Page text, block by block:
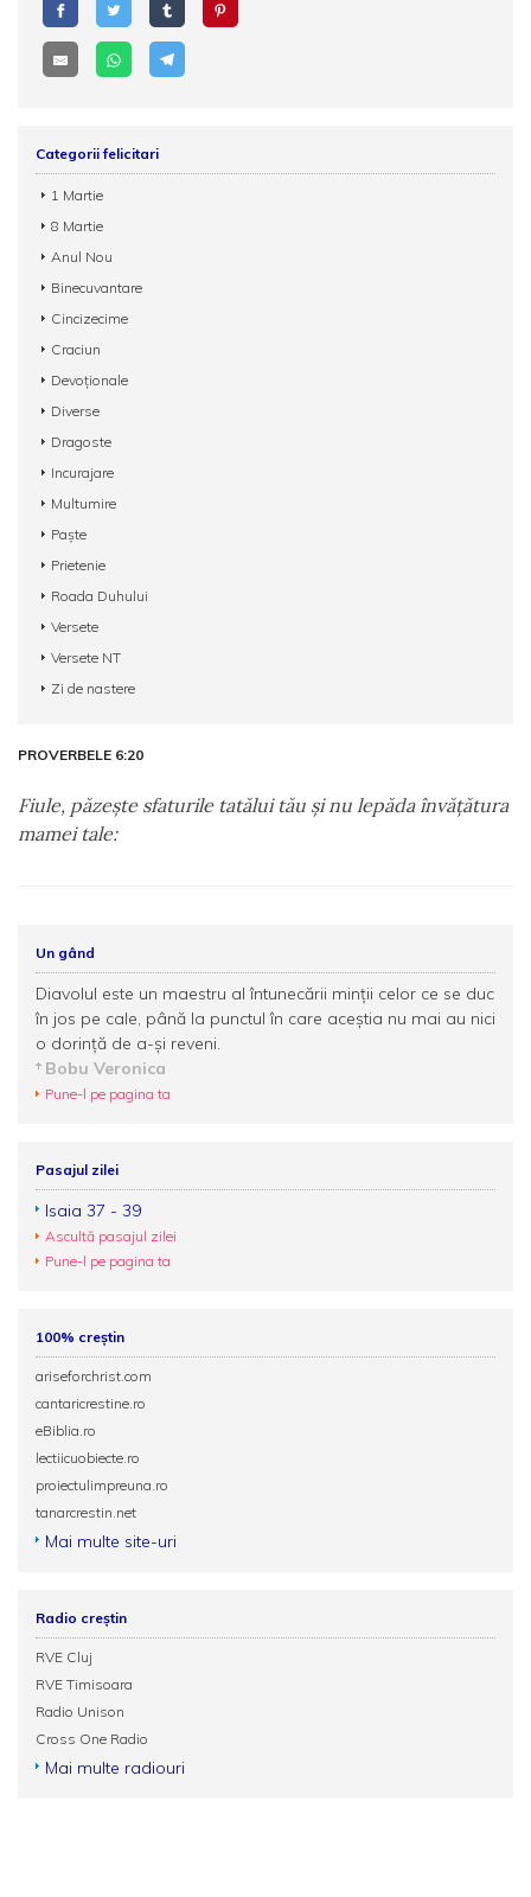
Categorii felicitari
1 Martie
8 Martie
Anul Nou
Binecuvantare
Cincizecime
Craciun
Devoționale
Diverse
Dragoste
Incurajare
Multumire
Paște
Prietenie
Roada Duhului
Versete
Versete NT
Zi de nastere
PROVERBELE 6:20
Fiule, păzeşte sfaturile tatălui tău şi nu lepăda învăţătura
mamei tale:
Un gând
Diavolul este un maestru al întunecării minții celor ce se duc
în jos pe cale, până la punctul în care aceștia nu mai au nici
o dorință de a-și reveni.
Bobu Veronica
Pune-l pe pagina ta
Pasajul zilei
Isaia 37 - 39
Ascultă pasajul zilei
Pune-l pe pagina ta
100% creștin
ariseforchrist.com
cantaricrestine.ro
eBiblia.ro
lectiicuobiecte.ro
proiectulimpreuna.ro
tanarcrestin.net
Mai multe site-uri
Radio creștin
RVE Cluj
RVE Timisoara
Radio Unison
Cross One Radio
Mai multe radiouri